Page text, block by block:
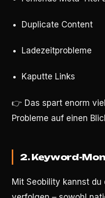
Duplicate Content
Ladezeitprobleme
Kaputte Links
👉 Das spart enorm
Probleme auf einen
2. Keyword-
Mit Seobility kannst du